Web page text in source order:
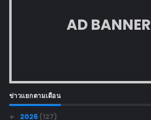
AD BANNER
ข่าวแยกตามเดือน
► 2026 (127)